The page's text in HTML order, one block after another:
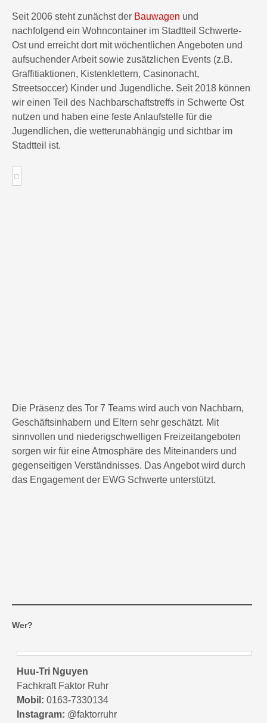
Seit 2006 steht zunächst der Bauwagen und
nachfolgend ein Wohncontainer im Stadtteil Schwerte-
Ost und erreicht dort mit wöchentlichen Angeboten und
aufsuchender Arbeit sowie zusätzlichen Events (z.B.
Graffitiaktionen, Kistenklettern, Casinonacht,
Streetsoccer) Kinder und Jugendliche. Seit 2018 können
wir einen Teil des Nachbarschaftstreffs in Schwerte Ost
nutzen und haben eine feste Anlaufstelle für die
Jugendlichen, die wetterunabhängig und sichtbar im
Stadtteil ist.
Die Präsenz des Tor 7 Teams wird auch von Nachbarn,
Geschäftsinhabern und Eltern sehr geschätzt. Mit
sinnvollen und niederigschwelligen Freizeitangeboten
sorgen wir für eine Atmosphäre des Miteinanders und
gegenseitigen Verständnisses. Das Angebot wird durch
das Engagement der EWG Schwerte unterstützt.
Wer?
Huu-Tri Nguyen
Fachkraft Faktor Ruhr
Mobil: 0163-7330134
Instagram: @faktorruhr